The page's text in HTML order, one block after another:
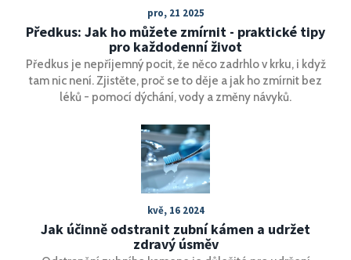
pro, 21 2025
Předkus: Jak ho můžete zmírnit - praktické tipy
pro každodenní život
Předkus je nepříjemný pocit, že něco zadrhlo v krku, i když
tam nic není. Zjistěte, proč se to děje a jak ho zmírnit bez
léků - pomocí dýchání, vody a změny návyků.
kvě, 16 2024
Jak účinně odstranit zubní kámen a udržet
zdravý úsměv